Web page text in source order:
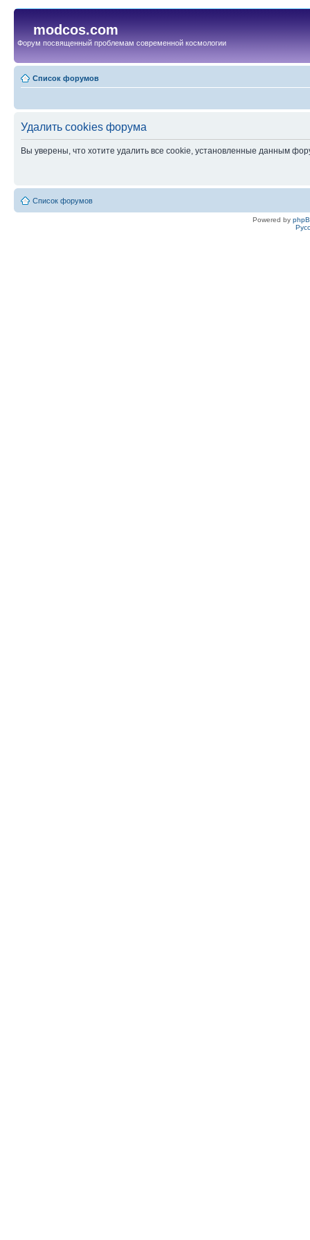
modcos.com
Форум посвященный проблемам современной космологии
Список форумов
Удалить cookies форума
Вы уверены, что хотите удалить все cookie, установленные данным
Список форумов
Powered by